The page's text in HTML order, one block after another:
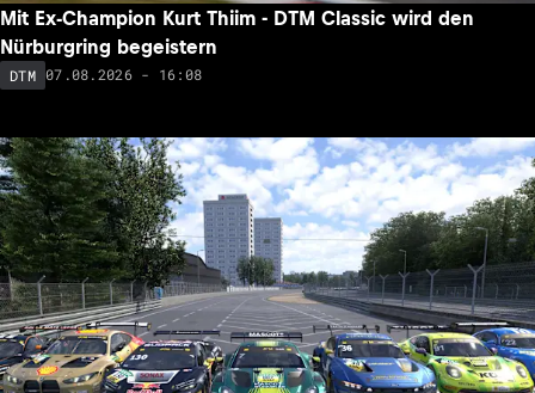
Mit Ex-Champion Kurt Thiim - DTM Classic wird den
Nürburgring begeistern
DTM 07.08.2026 - 16:08